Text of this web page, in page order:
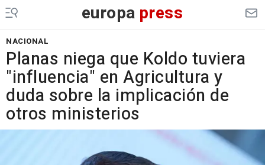
europa press
NACIONAL
Planas niega que Koldo tuviera
"influencia" en Agricultura y
duda sobre la implicación de
otros ministerios